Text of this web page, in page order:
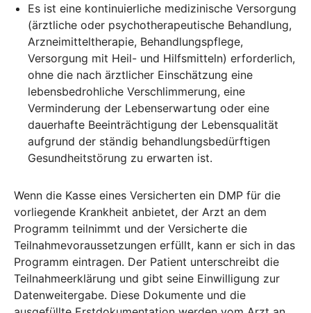
Es ist eine kontinuierliche medizinische Versorgung
(ärztliche oder psychotherapeutische Behandlung,
Arzneimitteltherapie, Behandlungspflege,
Versorgung mit Heil- und Hilfsmitteln) erforderlich,
ohne die nach ärztlicher Einschätzung eine
lebensbedrohliche Verschlimmerung, eine
Verminderung der Lebenserwartung oder eine
dauerhafte Beeinträchtigung der Lebensqualität
aufgrund der ständig behandlungsbedürftigen
Gesundheitstörung zu erwarten ist.
Wenn die Kasse eines Versicherten ein DMP für die
vorliegende Krankheit anbietet, der Arzt an dem
Programm teilnimmt und der Versicherte die
Teilnahmevoraussetzungen erfüllt, kann er sich in das
Programm eintragen. Der Patient unterschreibt die
Teilnahmeerklärung und gibt seine Einwilligung zur
Datenweitergabe. Diese Dokumente und die